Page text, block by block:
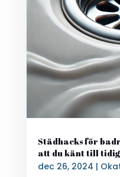
Städhacks för
att du känt till
dec 26, 2024 |